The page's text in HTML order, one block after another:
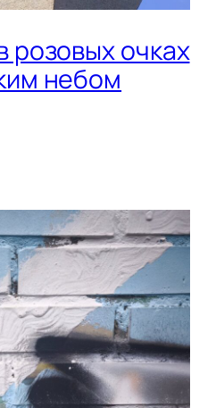
розовых очках
небом